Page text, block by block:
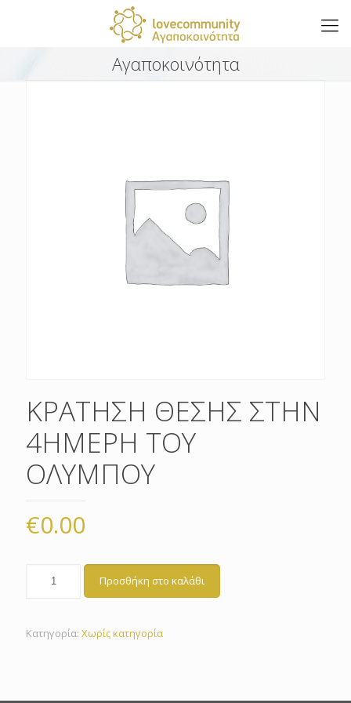
Αγαποκοινότητα
ΚΡΑΤΗΣΗ ΘΕΣΗΣ ΣΤΗΝ
4ΗΜΕΡΗ ΤΟΥ
ΟΛΥΜΠΟΥ
€0.00
Προσθήκη στο καλάθι
Κατηγορία: Χωρίς κατηγορία